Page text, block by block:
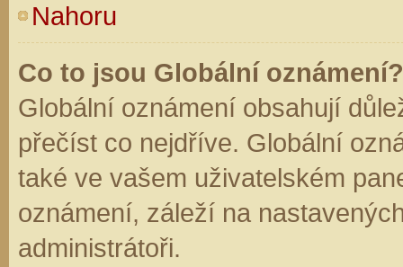
Nahoru
Co to jsou Globální oznámení?
Globální oznámení obsahují
přečíst co nejdříve. Globální
také ve vašem uživatelském
oznámení, záleží na
administrátoři.